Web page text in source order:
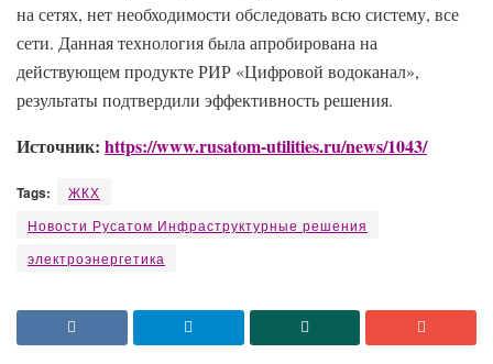
на сетях, нет необходимости обследовать всю систему, все
сети. Данная технология была апробирована на
действующем продукте РИР «Цифровой водоканал»,
результаты подтвердили эффективность решения.
Источник: https://www.rusatom-utilities.ru/news/1043/
Tags:
ЖКХ
Новости Русатом Инфраструктурные решения
электроэнергетика